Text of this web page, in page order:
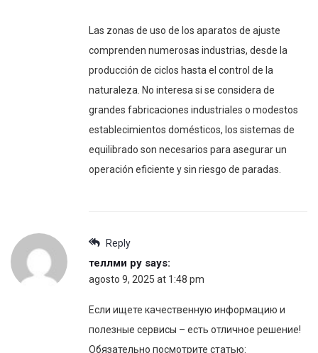
Las zonas de uso de los aparatos de ajuste
comprenden numerosas industrias, desde la
producción de ciclos hasta el control de la
naturaleza. No interesa si se considera de
grandes fabricaciones industriales o modestos
establecimientos domésticos, los sistemas de
equilibrado son necesarios para asegurar un
operación eficiente y sin riesgo de paradas.
Reply
теллми ру says:
agosto 9, 2025 at 1:48 pm
Если ищете качественную информацию и
полезные сервисы – есть отличное решение!
Обязательно посмотрите статью: